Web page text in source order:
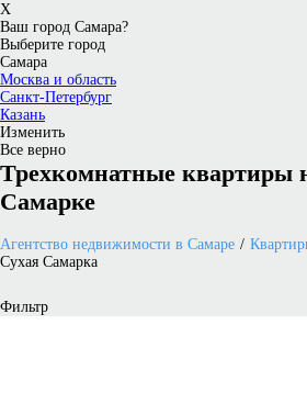
X
Ваш город Самара?
Выберите город
Самара
Москва и область
Санкт-Петербург
Казань
Изменить
Все верно
Трехкомнатные квартиры
Самарке
Агентство недвижимости в Самаре
Сухая Самарка
Фильтр